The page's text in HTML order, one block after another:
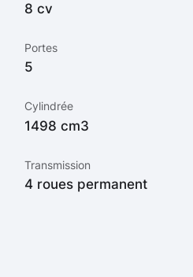
8 cv
Portes
5
Cylindrée
1498 cm3
Transmission
4 roues permanent